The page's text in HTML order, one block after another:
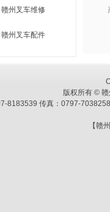
赣州叉车维修
赣州叉车配件
版权所有 ©
8183539 传真：0797-
【赣